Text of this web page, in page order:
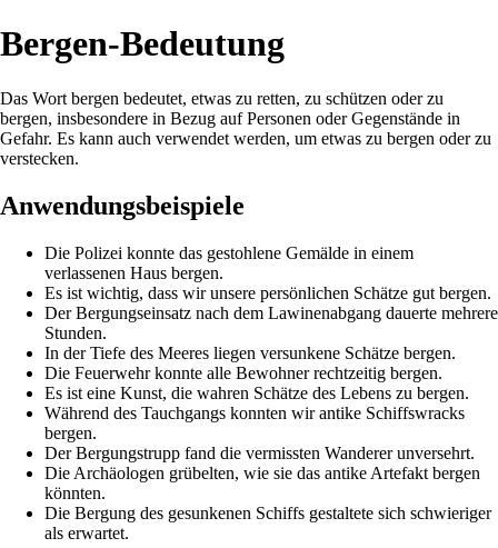
Bergen-Bedeutung
Das Wort bergen bedeutet, etwas zu retten, zu schützen oder zu
bergen, insbesondere in Bezug auf Personen oder Gegenstände in
Gefahr. Es kann auch verwendet werden, um etwas zu bergen oder zu
verstecken.
Anwendungsbeispiele
Die Polizei konnte das gestohlene Gemälde in einem
verlassenen Haus bergen.
Es ist wichtig, dass wir unsere persönlichen Schätze gut bergen.
Der Bergungseinsatz nach dem Lawinenabgang dauerte mehrere
Stunden.
In der Tiefe des Meeres liegen versunkene Schätze bergen.
Die Feuerwehr konnte alle Bewohner rechtzeitig bergen.
Es ist eine Kunst, die wahren Schätze des Lebens zu bergen.
Während des Tauchgangs konnten wir antike Schiffswracks
bergen.
Der Bergungstrupp fand die vermissten Wanderer unversehrt.
Die Archäologen grübelten, wie sie das antike Artefakt bergen
könnten.
Die Bergung des gesunkenen Schiffs gestaltete sich schwieriger
als erwartet.